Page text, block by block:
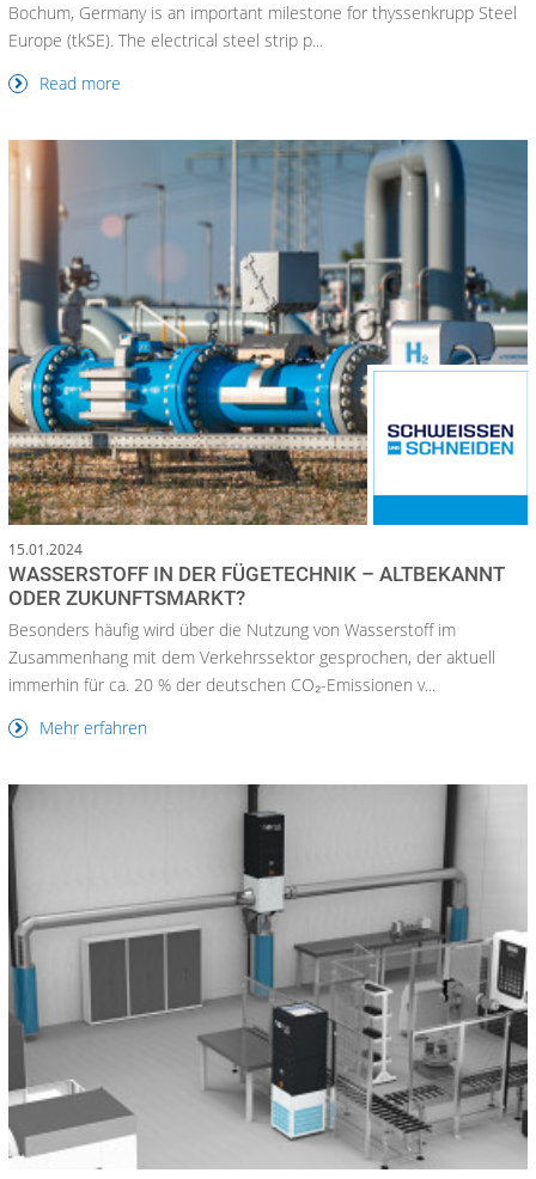
Bochum, Germany is an important milestone for thyssenkrupp Steel
Europe (tkSE). The electrical steel strip p...
Read more
15.01.2024
WASSERSTOFF IN DER FÜGETECHNIK – ALTBEKANNT
ODER ZUKUNFTSMARKT?
Besonders häufig wird über die Nutzung von Wasserstoff im
Zusammenhang mit dem Verkehrssektor gesprochen, der aktuell
immerhin für ca. 20 % der deutschen CO₂-Emissionen v...
Mehr erfahren